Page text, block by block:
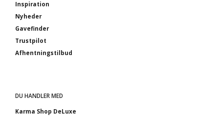
Inspiration
Nyheder
Gavefinder
Trustpilot
Afhentningstilbud
DU HANDLER MED
Karma Shop DeLuxe